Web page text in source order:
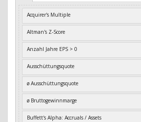
Acquirer's Multiple
Altman's Z-Score
Anzahl Jahre EPS > 0
Ausschüttungsquote
ø Ausschüttungsquote
ø Bruttogewinnmarge
Buffett's Alpha: Accruals / Assets